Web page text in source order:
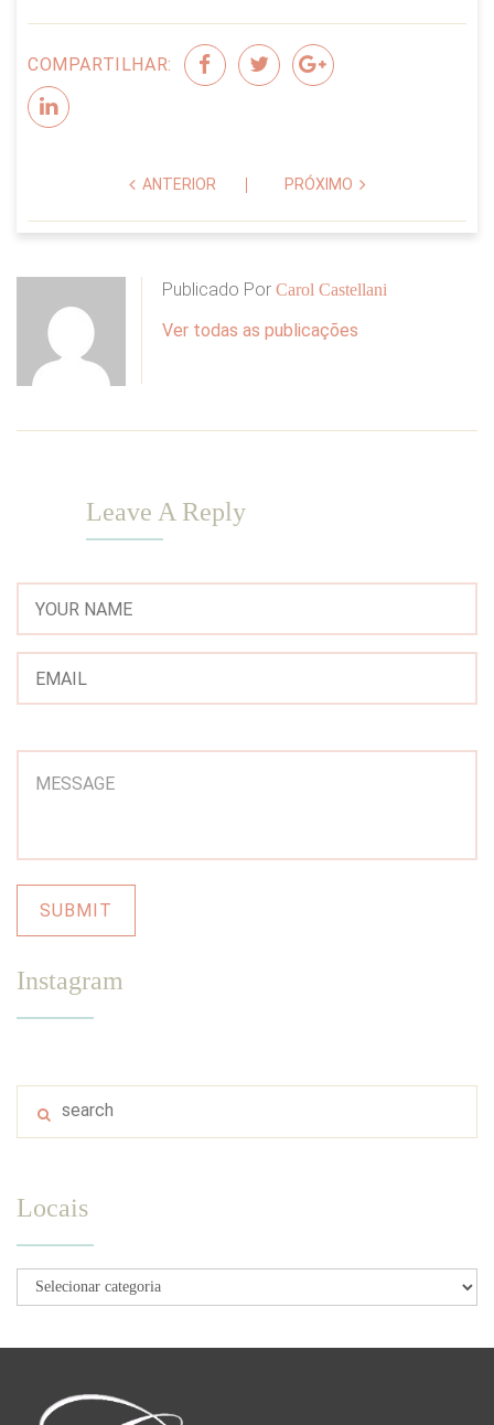
COMPARTILHAR:
ANTERIOR PRÓXIMO
Publicado Por Carol Castellani
Ver todas as publicações
Leave A Reply
Instagram
Locais